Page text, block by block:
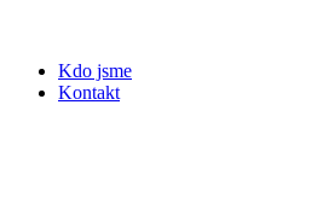
Kdo jsme
Kontakt